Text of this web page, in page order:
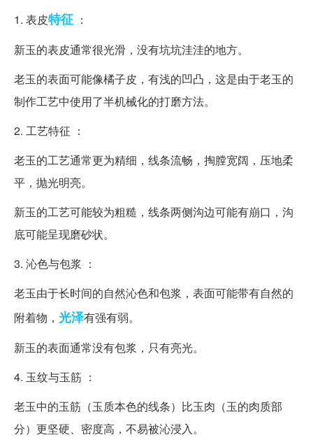
1. 表皮特征 ：
新玉的表皮通常很光滑，没有坑坑洼洼的地方。
老玉的表面可能像橘子皮，有浅的凹凸，这是由于老玉的
制作工艺中使用了半机械化的打磨方法。
2. 工艺特征 ：
老玉的工艺通常更为精细，线条流畅，掏膛宽阔，压地柔
平，抛光明亮。
新玉的工艺可能较为粗糙，线条两侧沟边可能有崩口，沟
底可能呈现磨砂状。
3. 沁色与包浆 ：
老玉由于长时间的自然沁色和包浆，表面可能带有自然的
附着物， 光泽有强有弱。
新玉的表面通常没有包浆，只有亮光。
4. 玉纹与玉筋 ：
老玉中的玉筋（玉质本色的线条）比玉肉（玉的肉质部
分）更坚硬、密度高，不易被沁浸入。